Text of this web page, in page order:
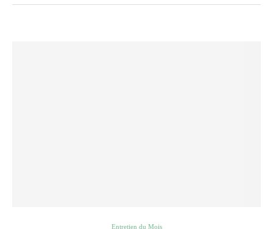
Entretien du Mois